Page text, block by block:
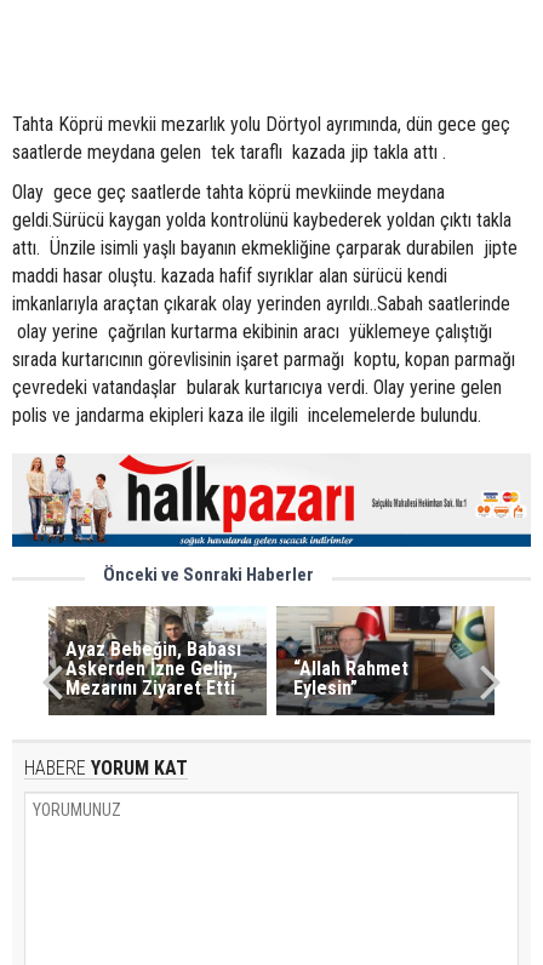
Tahta Köprü mevkii mezarlık yolu Dörtyol ayrımında, dün gece geç
saatlerde meydana gelen tek taraflı kazada jip takla attı .
Olay gece geç saatlerde tahta köprü mevkiinde meydana
geldi.Sürücü kaygan yolda kontrolünü kaybederek yoldan çıktı takla
attı. Ünzile isimli yaşlı bayanın ekmekliğine çarparak durabilen jipte
maddi hasar oluştu. kazada hafif sıyrıklar alan sürücü kendi
imkanlarıyla araçtan çıkarak olay yerinden ayrıldı..Sabah saatlerinde
olay yerine çağrılan kurtarma ekibinin aracı yüklemeye çalıştığı
sırada kurtarıcının görevlisinin işaret parmağı koptu, kopan parmağı
çevredeki vatandaşlar bularak kurtarıcıya verdi. Olay yerine gelen
polis ve jandarma ekipleri kaza ile ilgili incelemelerde bulundu.
Önceki ve Sonraki Haberler
Ayaz Bebeğin, Babası
Askerden İzne Gelip,
Mezarını Ziyaret Etti
“Allah Rahmet
Eylesin”
HABERE YORUM KAT